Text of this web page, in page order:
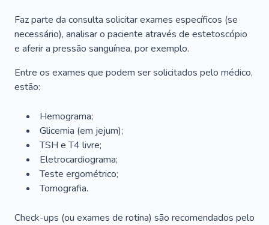
Faz parte da consulta solicitar exames específicos (se
necessário), analisar o paciente através de estetoscópio
e aferir a pressão sanguínea, por exemplo.
Entre os exames que podem ser solicitados pelo médico,
estão:
Hemograma;
Glicemia (em jejum);
TSH e T4 livre;
Eletrocardiograma;
Teste ergométrico;
Tomografia.
Check-ups (ou exames de rotina) são recomendados pelo